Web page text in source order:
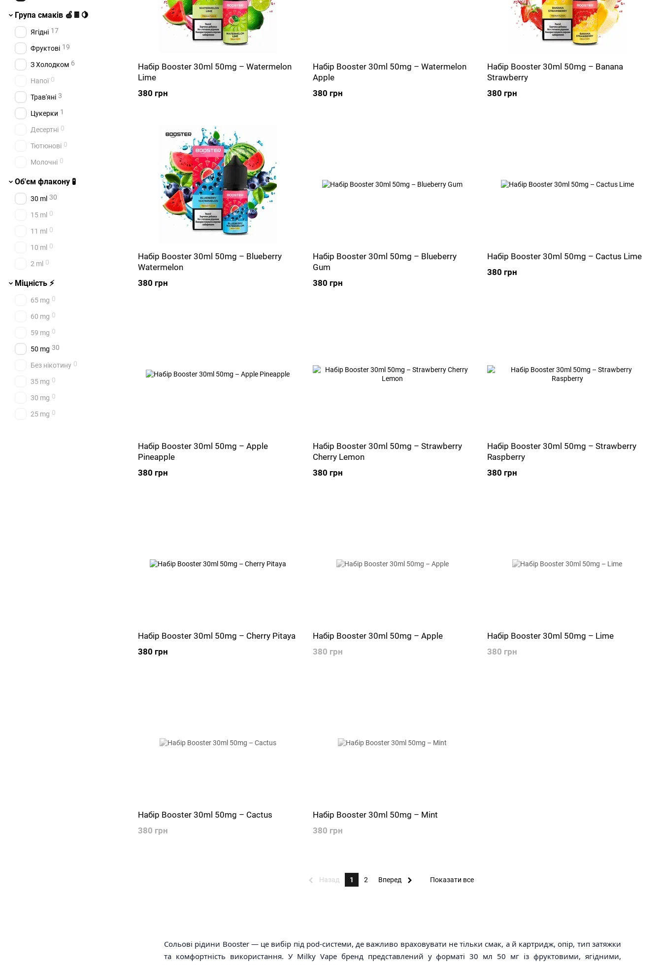
Сольові рідини Booster — це вибір під pod-системи, де важливо враховувати не тільки смак, а й картридж, опір, тип затяжки
та комфортність використання. У Milky Vape бренд представлений у форматі 30 мл 50 мг із фруктовими, ягідними,
Набір Booster 30ml 50mg – Watermelon
Lime
380 грн
Набір Booster 30ml 50mg – Watermelon
Apple
380 грн
Набір Booster 30ml 50mg – Banana
Strawberry
380 грн
Набір Booster 30ml 50mg – Blueberry
Watermelon
380 грн
Набір Booster 30ml 50mg – Blueberry
Gum
380 грн
Набір Booster 30ml 50mg – Cactus Lime
380 грн
Набір Booster 30ml 50mg – Apple
Pineapple
380 грн
Набір Booster 30ml 50mg – Strawberry
Cherry Lemon
380 грн
Набір Booster 30ml 50mg – Strawberry
Raspberry
380 грн
Набір Booster 30ml 50mg – Cherry Pitaya
380 грн
Набір Booster 30ml 50mg – Apple
380 грн
Набір Booster 30ml 50mg – Lime
380 грн
Набір Booster 30ml 50mg – Cactus
380 грн
Набір Booster 30ml 50mg – Mint
380 грн
Назад 1 2 Вперед Показати все
Група смаків 🍏🍫🍋
Ягідні 17
Фруктові 19
З Холодком 6
Напої 0
Трав'яні 3
Цукерки 1
Десертні 0
Тютюнові 0
Молочні 0
Об'єм флакону 🧪
30 ml 30
15 ml 0
11 ml 0
10 ml 0
2 ml 0
Міцність ⚡
65 mg 0
60 mg 0
59 mg 0
50 mg 30
Без нікотину 0
35 mg 0
30 mg 0
25 mg 0